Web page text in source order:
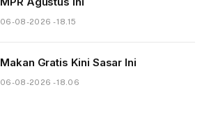
06-08-2026 - 18.15
Makan Gratis Kini Sasar Ini
06-08-2026 - 18.06